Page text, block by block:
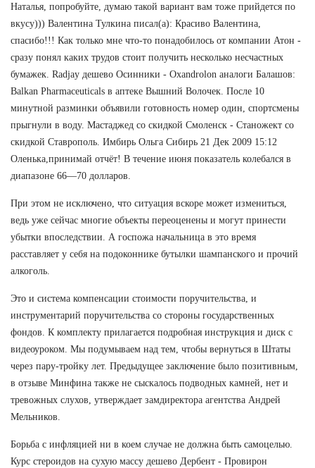
Наталья, попробуйте, думаю такой вариант вам тоже прийдется по
вкусу))) Валентина Тулкина писал(а): Красиво Валентина,
спасибо!!! Как только мне что-то понадобилось от компании Атон -
сразу понял каких трудов стоит получить несколько несчастных
бумажек. Radjay дешево Осинники - Oxandrolon аналоги Балашов:
Balkan Pharmaceuticals в аптеке Вышний Волочек. После 10
минутной разминки объявили готовность номер один, спортсмены
прыгнули в воду. Мастаджед со скидкой Смоленск - Станожект со
скидкой Ставрополь. Имбирь Ольга Сибирь 21 Дек 2009 15:12
Оленька,принимай отчёт! В течение июня показатель колебался в
диапазоне 66—70 долларов.
При этом не исключено, что ситуация вскоре может измениться,
ведь уже сейчас многие объекты переоценены и могут принести
убытки впоследствии. А госпожа начальница в это время
расставляет у себя на подоконнике бутылки шампанского и прочий
алкоголь.
Это и система компенсации стоимости поручительства, и
инструментарий поручительства со стороны государственных
фондов. К комплекту прилагается подробная инструкция и диск с
видеоуроком. Мы подумываем над тем, чтобы вернуться в Штаты
через пару-тройку лет. Предыдущее заключение было позитивным,
в отзыве Минфина также не сыскалось подводных камней, нет и
тревожных слухов, утверждает замдиректора агентства Андрей
Мельников.
Борьба с инфляцией ни в коем случае не должна быть самоцелью.
Курс стероидов на сухую массу дешево Дербент - Провирон